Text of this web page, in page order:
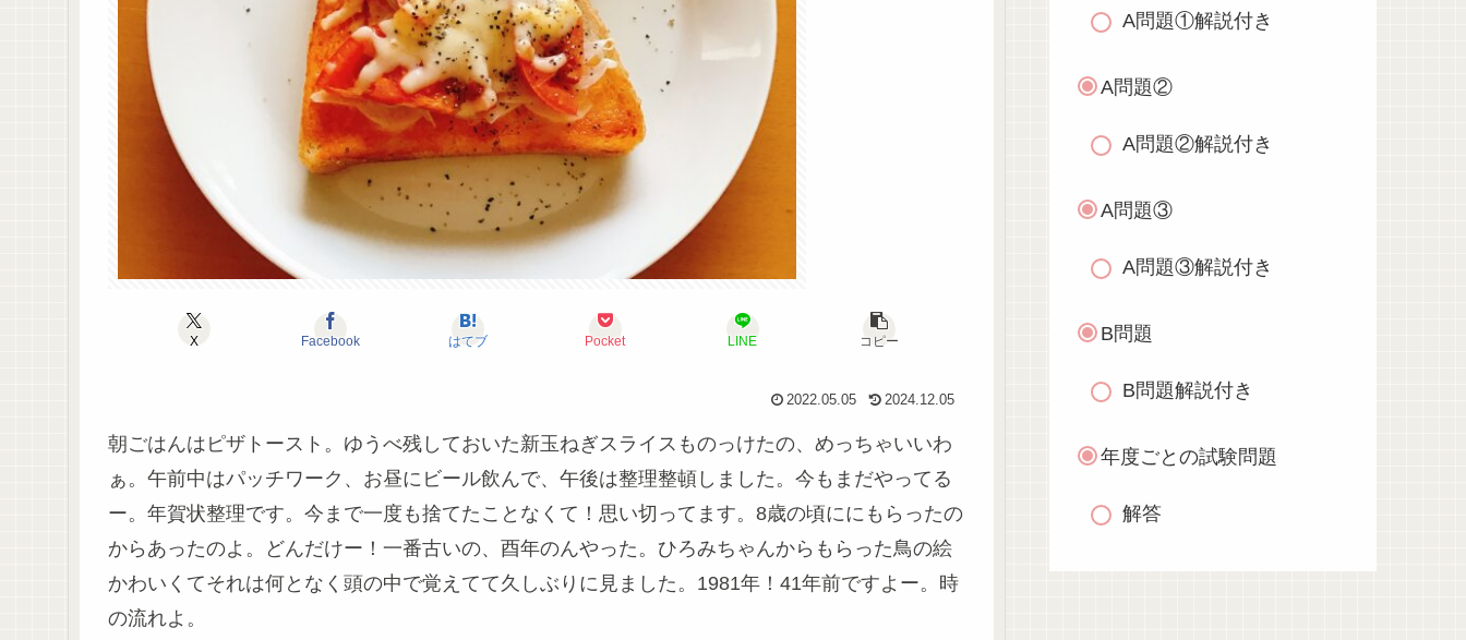
X Facebook はてブ Pocket LINE コピー
2022.05.05 2024.12.05
朝ごはんはピザトースト。ゆうべ残しておいた新玉ねぎスライスものっけたの、めっちゃいいわ
ぁ。午前中はパッチワーク、お昼にビール飲んで、午後は整理整頓しました。今もまだやってる
ー。年賀状整理です。今まで一度も捨てたことなくて！思い切ってます。8歳の頃ににもらったの
からあったのよ。どんだけー！一番古いの、酉年のんやった。ひろみちゃんからもらった鳥の絵
かわいくてそれは何となく頭の中で覚えてて久しぶりに見ました。1981年！41年前ですよー。時
の流れよ。
A問題①解説付き
A問題②
A問題②解説付き
A問題③
A問題③解説付き
B問題
B問題解説付き
年度ごとの試験問題
解答